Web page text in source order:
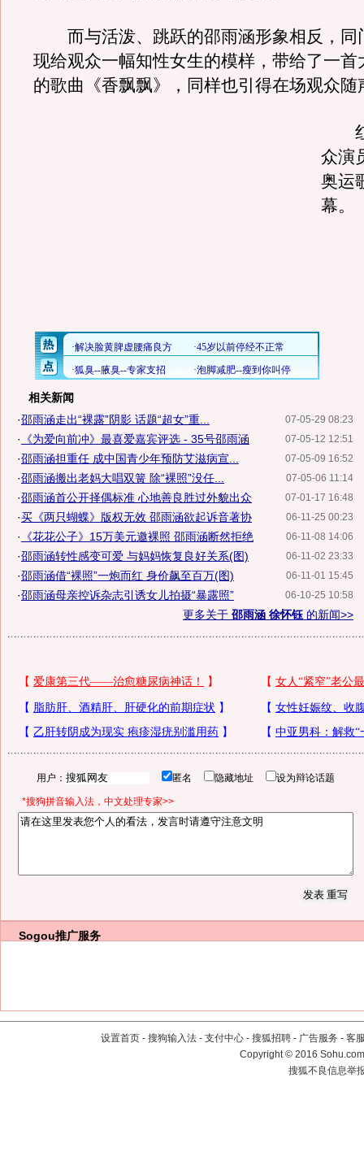
而与活泼、跳跃的邵雨涵形象相反，同
现给观众一幅知性女生的模样，带给了一首
的歌曲《香飘飘》，同样也引得在场观众随
红
众演
奥运
幕。
相关新闻
07-05-29 08:23
·邵雨涵走出“裸露”阴影 话题“超女”重...
07-05-12 12:51
· 《为爱向前冲》最喜爱嘉宾评选 - 35号邵雨涵
07-05-09 16:52
·邵雨涵担重任 成中国青少年预防艾滋病宣...
07-05-06 11:14
·邵雨涵搬出老妈大唱双簧 除“裸照”没任...
07-01-17 16:48
·邵雨涵首公开择偶标准 心地善良胜过外貌出众
06-11-25 00:23
·买《两只蝴蝶》版权无效 邵雨涵欲起诉音著协
06-11-08 14:06
· 《花花公子》15万美元邀裸照 邵雨涵断然拒绝
06-11-02 23:33
·邵雨涵转性感变可爱 与妈妈恢复良好关系(图)
06-11-01 15:45
·邵雨涵借“裸照”一炮而红 身价飙至百万(图)
06-10-25 10:58
·邵雨涵母亲控诉杂志引诱女儿拍摄“暴露照”
更多关于 邵雨涵 徐怀钰 的新闻>>
用户： 匿名 隐藏地址 设为辩论话题
*搜狗拼音输入法，中文处理专家>>
Sogou推广服务
设置首页 - 搜狗输入法 - 支付中心 - 搜狐招聘 - 广告服务 - 客
Copyright©2016
搜狐不良信息举